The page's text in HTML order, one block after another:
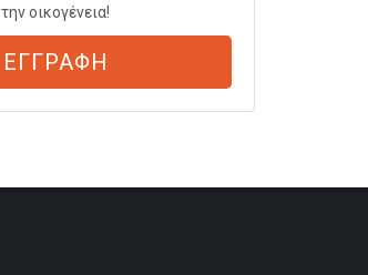
την οικογένεια!
ΕΓΓΡΑΦΗ